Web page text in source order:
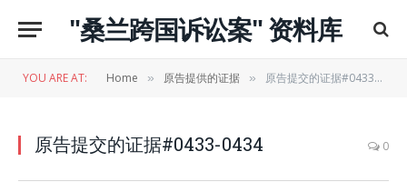
"桑兰跨国诉讼案" 资料库
YOU ARE AT: Home » 原告提供的证据 » 原告提交的证据#0433-0434
原告提交的证据#0433-0434 0